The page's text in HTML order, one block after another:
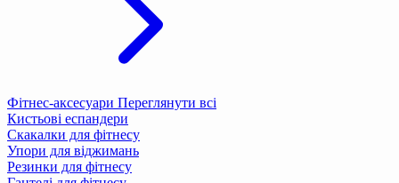
Фітнес-аксесуари Переглянути всі
Кистьові еспандери
Скакалки для фітнесу
Упори для віджимань
Резинки для фітнесу